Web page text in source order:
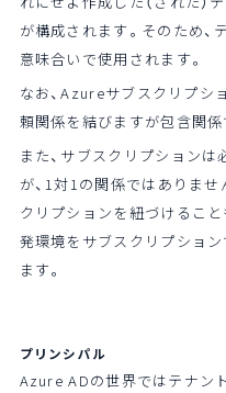
が構成されます。そのため
意味合いで使用されます。
なお、Azureサブスクリプシ
頼関係を結びますが包含関係
また、サブスクリプション
が、1対1の関係ではありま
クリプションを紐づけるこ
発環境をサブスクリプショ
ます。
プリンシパル
Azure ADの世界ではテナン